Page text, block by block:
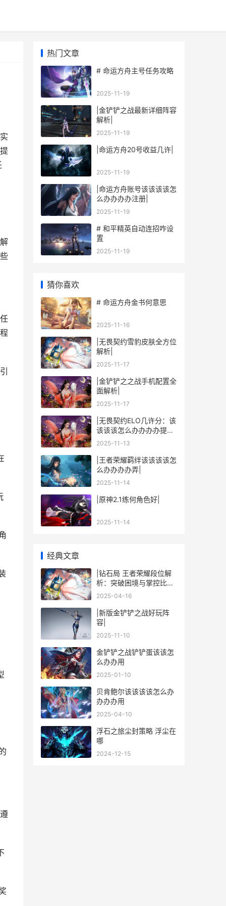
热门文章
# 命运方舟主号任务攻略
2025-11-19
|金铲铲之战最新详细阵容
解析|
2025-11-19
|命运方舟20号收益几许|
2025-11-19
|命运方舟账号该该该该怎
么办办办办注册|
2025-11-19
# 和平精英自动连招咋设
置
2025-11-19
猜你喜欢
# 命运方舟金书何意思
2025-11-16
|无畏契约雪豹皮肤全方位
解析|
2025-11-17
|金铲铲之之战手机配置全
面解析|
2025-11-17
|无畏契约ELO几许分：该
该该该怎么办办办办提升
玩家的段位？|
2025-11-13
|王者荣耀羁绊该该该该怎
么办办办办弄|
2025-11-14
|原神2.1练何角色好|
2025-11-14
经典文章
|钻石局 王者荣耀段位解
析：突破困境与掌控比赛
的技巧|
2025-04-16
|新版金铲铲之战好玩阵
容|
2025-11-10
金铲铲之战铲铲蛋该该怎
么办办用
2025-01-10
贝肯鲍尔该该该该怎么办
办办办用
2025-04-10
浮石之旅尘封策略 浮尘在
哪
2024-12-15